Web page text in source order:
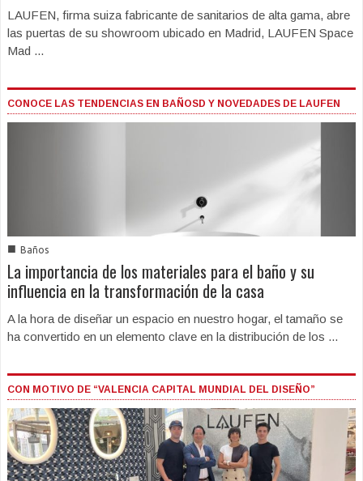
LAUFEN, firma suiza fabricante de sanitarios de alta gama, abre
las puertas de su showroom ubicado en Madrid, LAUFEN Space
Mad ...
CONOCE LAS TENDENCIAS EN BAÑOSD Y NOVEDADES DE LAUFEN
■ Baños
La importancia de los materiales para el baño y su
influencia en la transformación de la casa
A la hora de diseñar un espacio en nuestro hogar, el tamaño se
ha convertido en un elemento clave en la distribución de los ...
CON MOTIVO DE “VALENCIA CAPITAL MUNDIAL DEL DISEÑO”